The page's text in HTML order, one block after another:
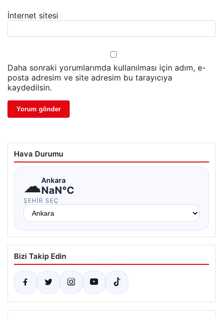
İnternet sitesi
Daha sonraki yorumlarımda kullanılması için adım, e-
posta adresim ve site adresim bu tarayıcıya
kaydedilsin.
Hava Durumu
☁Ankara
NaN°C
ŞEHIR SEÇ
Bizi Takip Edin